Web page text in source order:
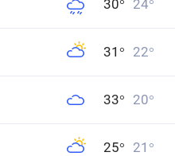
30° 24°
31 ° 22°
33° 20°
25° 21 °